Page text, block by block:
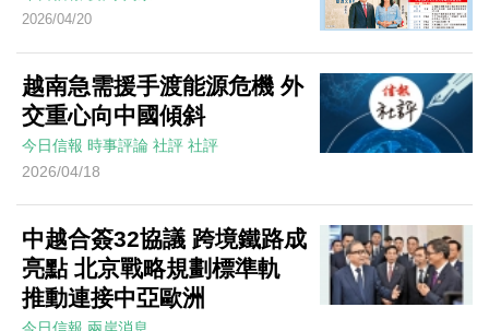
2026/04/20
越南急需援手渡能源危機 外
交重心向中國傾斜
今日信報 時事評論 社評 社評
2026/04/18
中越合簽32協議 跨境鐵路成
亮點 北京戰略規劃標準軌
推動連接中亞歐洲
今日信報 兩岸消息